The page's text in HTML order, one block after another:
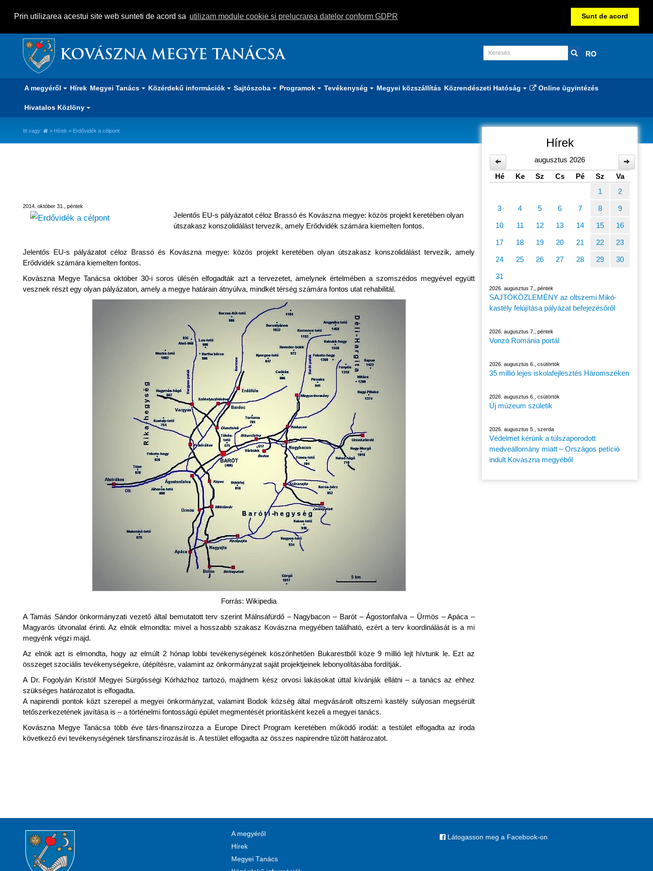
Prin utilizarea acestui site web sunteti de acord sa utilizam module cookie si prelucrarea datelor conform GDPR Sunt de acord
KOVÁSZNA MEGYE TANÁCSA RO
A megyéről Hírek Megyei Tanács Közérdekű információk Sajtószoba Programok Tevékenység Megyei közszállítás Közrendészeti Hatóság Online ügyintézés
Hivatalos Közlöny
Itt vagy: » Hírek » Erdővidék a célpont
2014. október 31., péntek
Jelentős EU-s pályázatot céloz Brassó és Kovászna megye: közös projekt keretében olyan
útszakasz konszolidálást tervezik, amely Erődvidék számára kiemelten fontos.
Jelentős EU-s pályázatot céloz Brassó és Kovászna megye: közös projekt keretében olyan útszakasz konszolidálást tervezik, amely
Erődvidék számára kiemelten fontos.
Kovászna Megye Tanácsa október 30-i soros ülésén elfogadták azt a tervezetet, amelynek értelmében a szomszédos megyével együtt
vesznek részt egy olyan pályázaton, amely a megye határain átnyúlva, mindkét térség számára fontos utat rehabilitál.
Forrás: Wikipedia
A Tamás Sándor önkormányzati vezető által bemutatott terv szerint Málnsáfürdő – Nagybacon – Barót – Ágostonfalva – Ürmös – Apáca –
Magyarós útvonalat érinti. Az elnök elmondta: mivel a hosszabb szakasz Kovászna megyében található, ezért a terv koordinálását is a mi
megyénk végzi majd.
Az elnök azt is elmondta, hogy az elmúlt 2 hónap lobbi tevékenységének köszönhetően Bukarestből köze 9 millió lejt hívtunk le. Ezt az
összeget szociális tevékenységekre, útépítésre, valamint az önkormányzat saját projektjeinek lebonyolításába fordítják.
A Dr. Fogolyán Kristóf Megyei Sürgősségi Kórházhoz tartozó, majdnem kész orvosi lakásokat úttal kívánják ellátni – a tanács az ehhez
szükséges határozatot is elfogadta.
A napirendi pontok közt szerepel a megyei önkormányzat, valamint Bodok község által megvásárolt oltszemi kastély súlyosan megsérült
tetőszerkezetének javítása is – a történelmi fontosságú épület megmentését prioritásként kezeli a megyei tanács.
Kovászna Megye Tanácsa több éve társ-finanszírozza a Europe Direct Program keretében működő irodát: a testület elfogadta az iroda
következő évi tevékenységének társfinanszírozását is. A testület elfogadta az összes napirendre tűzött határozatot.
Hírek
augusztus 2026
Hé
Ke Sz Cs Pé Sz
Va
1
2
3 4 5 6 7 8 9
10 11 12 13 14 15 16
17 18 19 20 21 22 23
24 25 26 27 28 29 30
31
2026. augusztus 7., péntek
SAJTÓKÖZLEMÉNY az oltszemi Mikó-
kastély felújítása pályázat befejezésőről
2026. augusztus 7., péntek
Vonzó Románia portál
2026. augusztus 6., csütörtök
35 millió lejes iskolafejlesztés Háromszéken
2026. augusztus 6., csütörtök
Új múzeum születik
2026. augusztus 5., szerda
Védelmet kérünk a túlszaporodott
medveállomány miatt – Országos petíció
indult Kovászna megyéből
A megyéről
Hírek
Megyei Tanács
Látogasson meg a Facebook-on